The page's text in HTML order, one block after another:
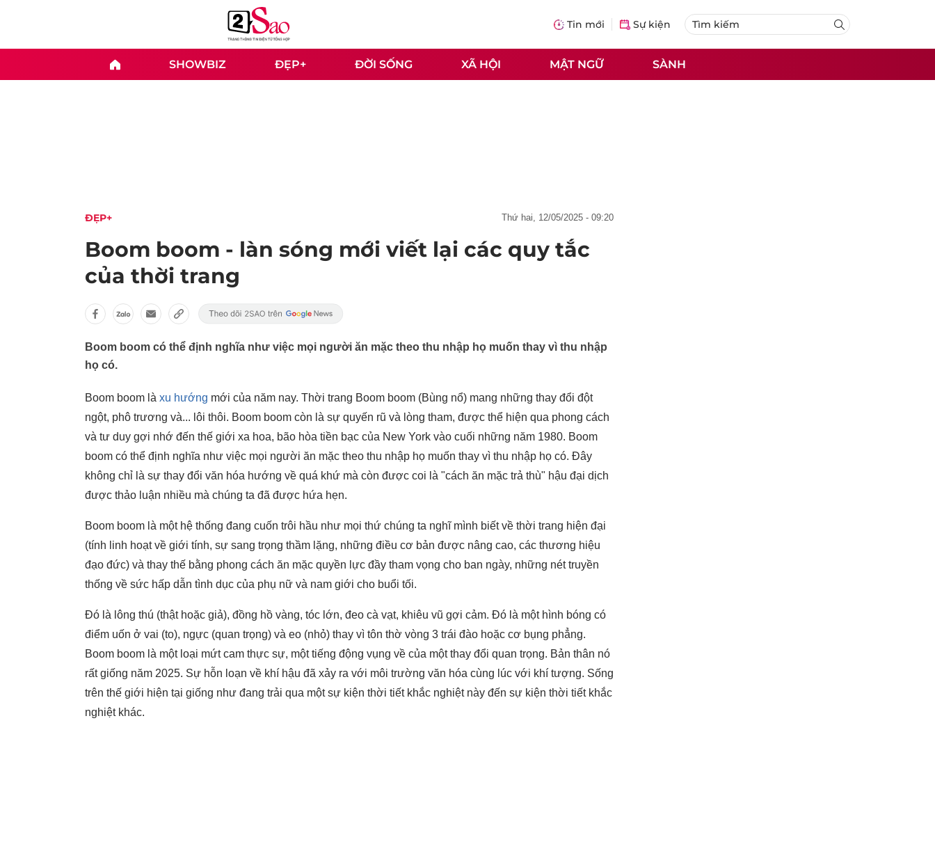
Tin mới Sự kiện
SHOWBIZ ĐẸP+ ĐỜI SỐNG XÃ HỘI MẬT NGỮ SÀNH
ĐẸP+ thứ hai, 12/05/2025 - 09:20
Boom boom - làn sóng mới viết lại các quy tắc
của thời trang
Boom boom có thể định nghĩa như việc mọi người ăn mặc theo thu nhập họ muốn thay vì thu nhập
họ có.
Boom boom là xu hướng mới của năm nay. Thời trang Boom boom (Bùng nổ) mang những thay đổi đột
ngột, phô trương và... lôi thôi. Boom boom còn là sự quyến rũ và lòng tham, được thể hiện qua phong cách
và tư duy gợi nhớ đến thế giới xa hoa, bão hòa tiền bạc của New York vào cuối những năm 1980. Boom
boom có thể định nghĩa như việc mọi người ăn mặc theo thu nhập họ muốn thay vì thu nhập họ có. Đây
không chỉ là sự thay đổi văn hóa hướng về quá khứ mà còn được coi là "cách ăn mặc trả thù" hậu đại dịch
được thảo luận nhiều mà chúng ta đã được hứa hẹn.
Boom boom là một hệ thống đang cuốn trôi hầu như mọi thứ chúng ta nghĩ mình biết về thời trang hiện đại
(tính linh hoạt về giới tính, sự sang trọng thầm lặng, những điều cơ bản được nâng cao, các thương hiệu
đạo đức) và thay thế bằng phong cách ăn mặc quyền lực đầy tham vọng cho ban ngày, những nét truyền
thống về sức hấp dẫn tình dục của phụ nữ và nam giới cho buổi tối.
Đó là lông thú (thật hoặc giả), đồng hồ vàng, tóc lớn, đeo cà vạt, khiêu vũ gợi cảm. Đó là một hình bóng có
điểm uốn ở vai (to), ngực (quan trọng) và eo (nhỏ) thay vì tôn thờ vòng 3 trái đào hoặc cơ bụng phẳng.
Boom boom là một loại mứt cam thực sự, một tiếng động vụng về của một thay đổi quan trọng. Bản thân nó
rất giống năm 2025. Sự hỗn loạn về khí hậu đã xảy ra với môi trường văn hóa cùng lúc với khí tượng. Sống
trên thế giới hiện tại giống như đang trải qua một sự kiện thời tiết khắc nghiệt này đến sự kiện thời tiết khắc
nghiệt khác.